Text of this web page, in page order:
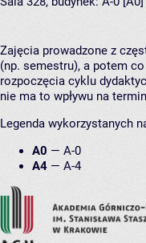
Zajęcia prowadzone z
(np. semestru), a potem
rozpoczęcia cyklu
nie ma to wpływu na
Legenda wykorzystanych
A0 — A-0
A4 — A-4